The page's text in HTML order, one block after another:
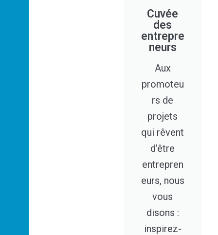
Cuvée
des
entrepre
neurs
Aux
promoteu
rs de
projets
qui rêvent
d’être
entrepren
eurs, nous
vous
disons :
inspirez-